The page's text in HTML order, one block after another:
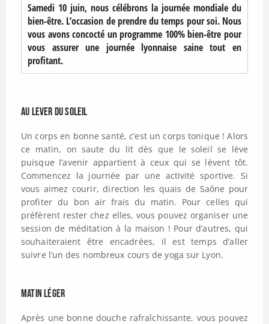
Samedi 10 juin, nous célébrons la journée mondiale du
bien-être. L’occasion de prendre du temps pour soi. Nous
vous avons concocté un programme 100% bien-être pour
vous assurer une journée lyonnaise saine tout en
profitant.
Au lever du soleil
Un corps en bonne santé, c’est un corps tonique ! Alors
ce matin, on saute du lit dès que le soleil se lève
puisque l’avenir appartient à ceux qui se lèvent tôt.
Commencez la journée par une activité sportive. Si
vous aimez courir, direction les quais de Saône pour
profiter du bon air frais du matin. Pour celles qui
préfèrent rester chez elles, vous pouvez organiser une
session de méditation à la maison ! Pour d’autres, qui
souhaiteraient être encadrées, il est temps d’aller
suivre l’un des nombreux cours de yoga sur Lyon.
Matin léger
Après une bonne douche rafraîchissante, vous pouvez